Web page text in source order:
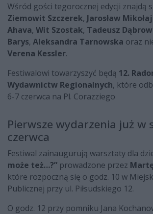
Wśród gości tegorocznej edycji znajdą
Ziemowit Szczerek, Jarosław
Ahava, Wit Szostak, Tadeusz
Barys, Aleksandra Tarnowska oraz
Verena Kessler.
Festiwalowi towarzyszyć będą 12.
Wydawnictw Regionalnych, które
6-7 czerwca na Pl. Corazziego
Pierwsze wydarzenia już w
czerwca
Festiwal zainaugurują warsztaty dla
może też…?” prowadzone przez
które rozpoczną się o godz. 10 w
Publicznej przy ul. Piłsudskiego 12.
O godz. 12 przy pomniku Jana